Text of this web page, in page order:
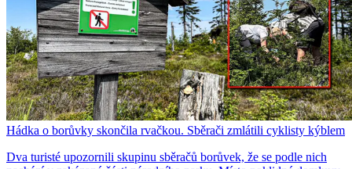
Hádka o borůvky skončila rvačkou. Sběrači zmlátili cyklisty kýblem
Dva turisté upozornili skupinu sběračů borůvek, že se podle nich